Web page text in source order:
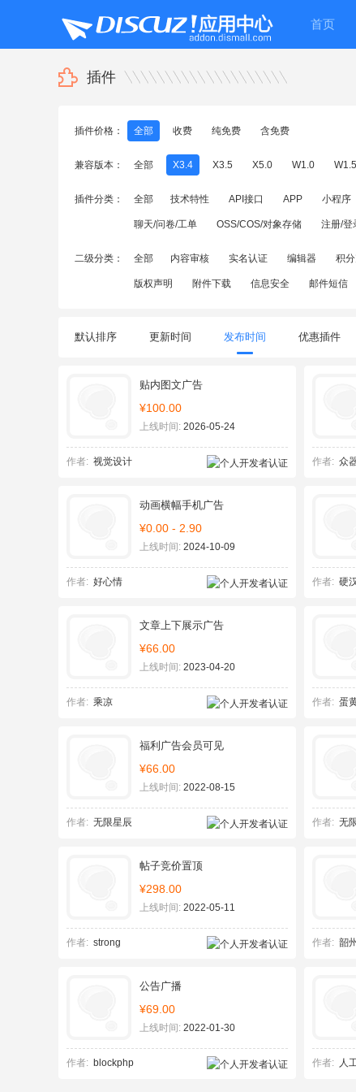
首页
插件
插件价格： 全部 收费 纯免费 含免费
兼容版本： 全部 X3.4 X3.5 X5.0 W1.0 W1.5
插件分类： 全部 技术特性 API接口 APP 小程序
聊天/问卷/工单 OSS/COS/对象存储 注册/登
二级分类： 全部 内容审核 实名认证 编辑器 积
版权声明 附件下载 信息安全 邮件短信
默认排序 更新时间 发布时间 优惠插件
贴内图文广告
¥100.00
上线时间: 2026-05-24
作者: 视觉设计 作者: 众
动画横幅手机广告
¥0.00 - 2.90
上线时间: 2024-10-09
作者: 好心情 作者: 硬
文章上下展示广告
¥66.00
上线时间: 2023-04-20
作者: 乘凉 作者: 蛋
福利广告会员可见
¥66.00
上线时间: 2022-08-15
作者: 无限星辰 作者: 无
帖子竞价置顶
¥298.00
上线时间: 2022-05-11
作者: strong 作者: 韶
公告广播
¥69.00
上线时间: 2022-01-30
作者: blockphp 作者: 人